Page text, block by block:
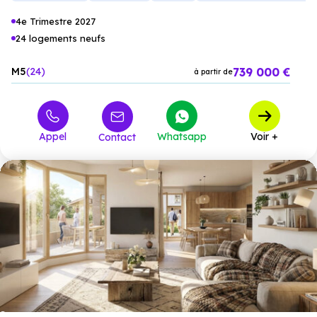
4e Trimestre 2027
24 logements neufs
M5 24 à partir de739 000 €
Appel Contact Whatsapp Voir +